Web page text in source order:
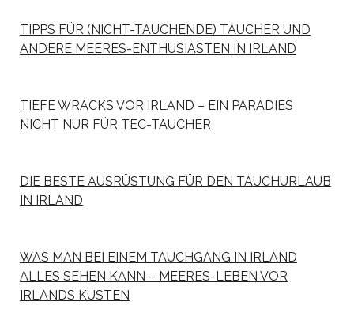
TIPPS FÜR (NICHT-TAUCHENDE) TAUCHER UND
ANDERE MEERES-ENTHUSIASTEN IN IRLAND
TIEFE WRACKS VOR IRLAND – EIN PARADIES
NICHT NUR FÜR TEC-TAUCHER
DIE BESTE AUSRÜSTUNG FÜR DEN TAUCHURLAUB
IN IRLAND
WAS MAN BEI EINEM TAUCHGANG IN IRLAND
ALLES SEHEN KANN – MEERES-LEBEN VOR
IRLANDS KÜSTEN